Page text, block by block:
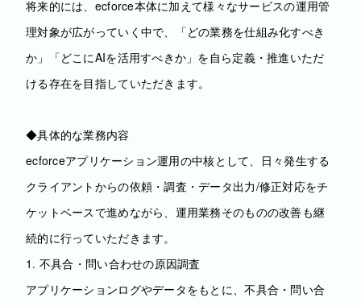
将来的には、ecforce本体に加えて様々なサービスの運用管
理対象が広がっていく中で、「どの業務を仕組み化すべき
か」「どこにAIを活用すべきか」を自ら定義・推進いただ
ける存在を目指していただきます。
◆具体的な業務内容
ecforceアプリケーション運用の中核として、日々発生する
クライアントからの依頼・調査・データ出力/修正対応をチ
ケットベースで進めながら、運用業務そのものの改善も継
続的に行っていただきます。
1. 不具合・問い合わせの原因調査
アプリケーションログやデータをもとに、不具合・問い合